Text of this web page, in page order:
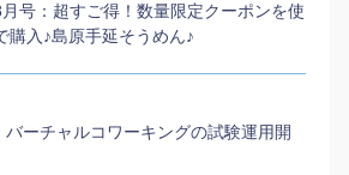
月号：超すご得！数量限定クーポンを使
購入♪島原手延そうめん♪
バーチャルコワーキングの試験運用開